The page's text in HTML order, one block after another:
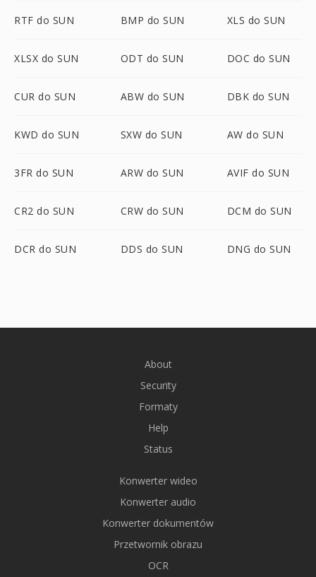
RTF do SUN BMP do SUN XLS do SUN
XLSX do SUN ODT do SUN DOC do SUN
CUR do SUN ABW do SUN DBK do SUN
KWD do SUN SXW do SUN AW do SUN
3FR do SUN ARW do SUN AVIF do SUN
CR2 do SUN CRW do SUN DCM do SUN
DCR do SUN DDS do SUN DNG do SUN
About
Security
Formaty
Help
Status
Konwerter wideo
Konwerter audio
Konwerter dokumentów
Przetwornik obrazu
OCR